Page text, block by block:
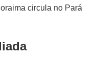
circula no Pará